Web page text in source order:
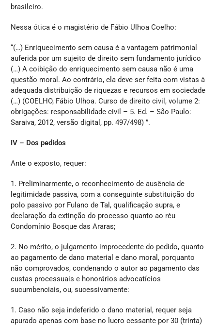
brasileiro.
Nessa ótica é o magistério de Fábio Ulhoa Coelho:
“(…) Enriquecimento sem causa é a vantagem patrimonial
auferida por um sujeito de direito sem fundamento jurídico
(…) A coibição do enriquecimento sem causa não é uma
questão moral. Ao contrário, ela deve ser feita com vistas à
adequada distribuição de riquezas e recursos em sociedade
(…) (COELHO, Fábio Ulhoa. Curso de direito civil, volume 2:
obrigações: responsabilidade civil – 5. Ed. – São Paulo:
Saraiva, 2012, versão digital, pp. 497/498) ”.
IV – Dos pedidos
Ante o exposto, requer:
1. Preliminarmente, o reconhecimento de ausência de
legitimidade passiva, com a conseguinte substituição do
polo passivo por Fulano de Tal, qualificação supra, e
declaração da extinção do processo quanto ao réu
Condomínio Bosque das Araras;
2. No mérito, o julgamento improcedente do pedido, quanto
ao pagamento de dano material e dano moral, porquanto
não comprovados, condenando o autor ao pagamento das
custas processuais e honorários advocatícios
sucumbenciais, ou, sucessivamente:
1. Caso não seja indeferido o dano material, requer seja
apurado apenas com base no lucro cessante por 30 (trinta)